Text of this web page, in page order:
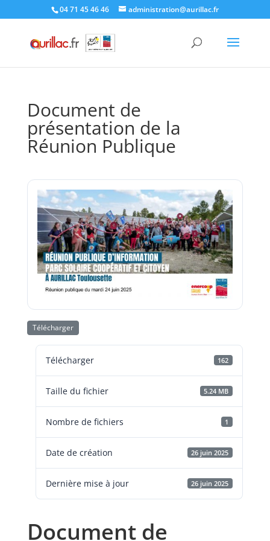
04 71 45 46 46 administration@aurillac.fr
Document de
présentation de la
Réunion Publique
Télécharger
Télécharger 162
Taille du fichier 5.24 MB
Nombre de fichiers 1
Date de création 26 juin 2025
Dernière mise à jour 26 juin 2025
Document de